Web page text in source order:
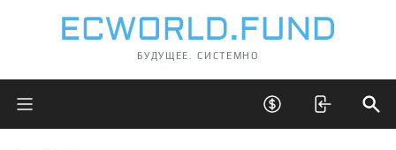
БУДУЩЕЕ. СИСТЕМНО
Открыть главное меню Открыть скрытые